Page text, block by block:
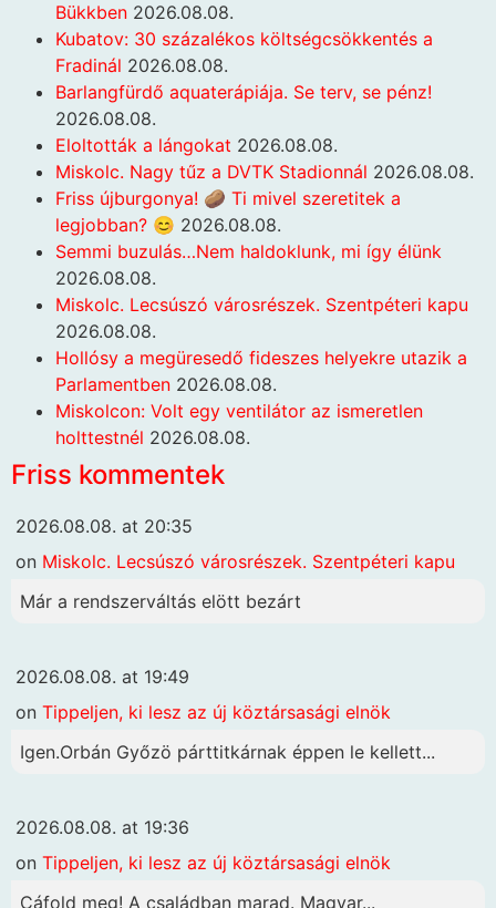
Bükkben 2026.08.08.
Kubatov: 30 százalékos költségcsökkentés a
Fradinál 2026.08.08.
Barlangfürdő aquaterápiája. Se terv, se pénz!
2026.08.08.
Eloltották a lángokat 2026.08.08.
Miskolc. Nagy tűz a DVTK Stadionnál 2026.08.08.
Friss újburgonya! 🥔 Ti mivel szeretitek a
legjobban? 😊 2026.08.08.
Semmi buzulás…Nem haldoklunk, mi így élünk
2026.08.08.
Miskolc. Lecsúszó városrészek. Szentpéteri kapu
2026.08.08.
Hollósy a megüresedő fideszes helyekre utazik a
Parlamentben 2026.08.08.
Miskolcon: Volt egy ventilátor az ismeretlen
holttestnél 2026.08.08.
Friss kommentek
2026.08.08. at 20:35
on Miskolc. Lecsúszó városrészek. Szentpéteri kapu
Már a rendszerváltás elött bezárt
2026.08.08. at 19:49
on Tippeljen, ki lesz az új köztársasági elnök
Igen.Orbán Győzö párttitkárnak éppen le kellett...
2026.08.08. at 19:36
on Tippeljen, ki lesz az új köztársasági elnök
Cáfold meg! A családban marad. Magyar...